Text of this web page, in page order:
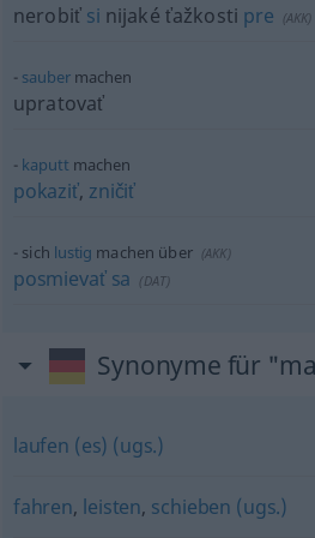
nerobiť si nijaké ťažkosti pre (AKK)
saubermachen
upratovať
kaputt machen
pokaziť, zničiť
sich lustig machen über (AKK)
posmievať sa (DAT)
Synonyme für
laufen (es) (ugs.)
fahren, leisten, schieben (ugs.)